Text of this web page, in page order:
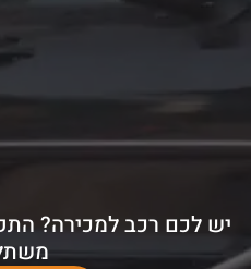
יש לכם רכב למכירה?